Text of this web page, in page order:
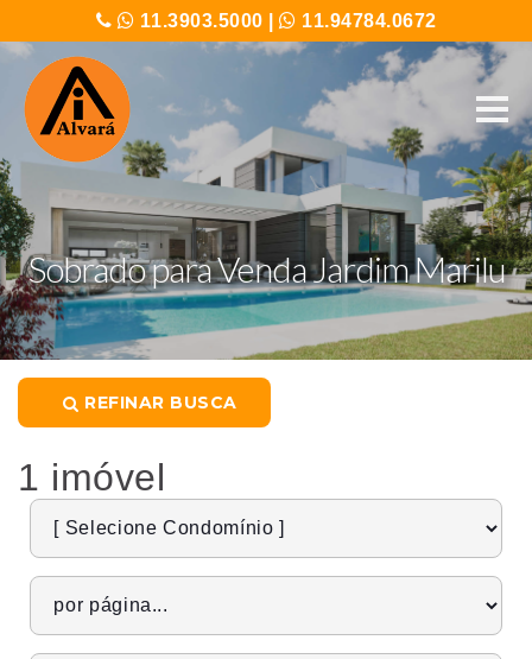
11.3903.5000 11.94784.0672
Sobrado para Venda Jardim Marilu
REFINAR BUSCA
1 imóvel